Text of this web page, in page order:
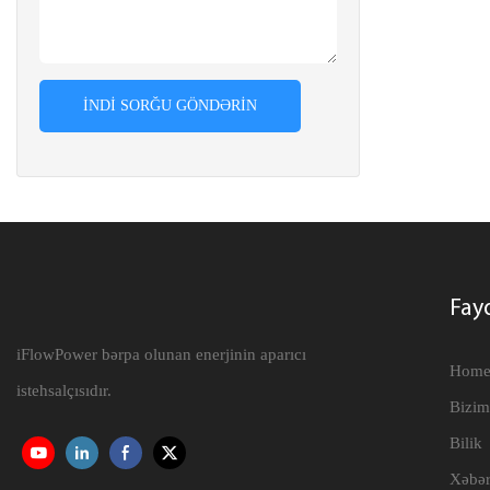
İNDI SORĞU GÖNDƏRIN
iFlowPower bərpa olunan enerjinin aparıcı
istehsalçısıdır.
Home
Bizim
Bilik